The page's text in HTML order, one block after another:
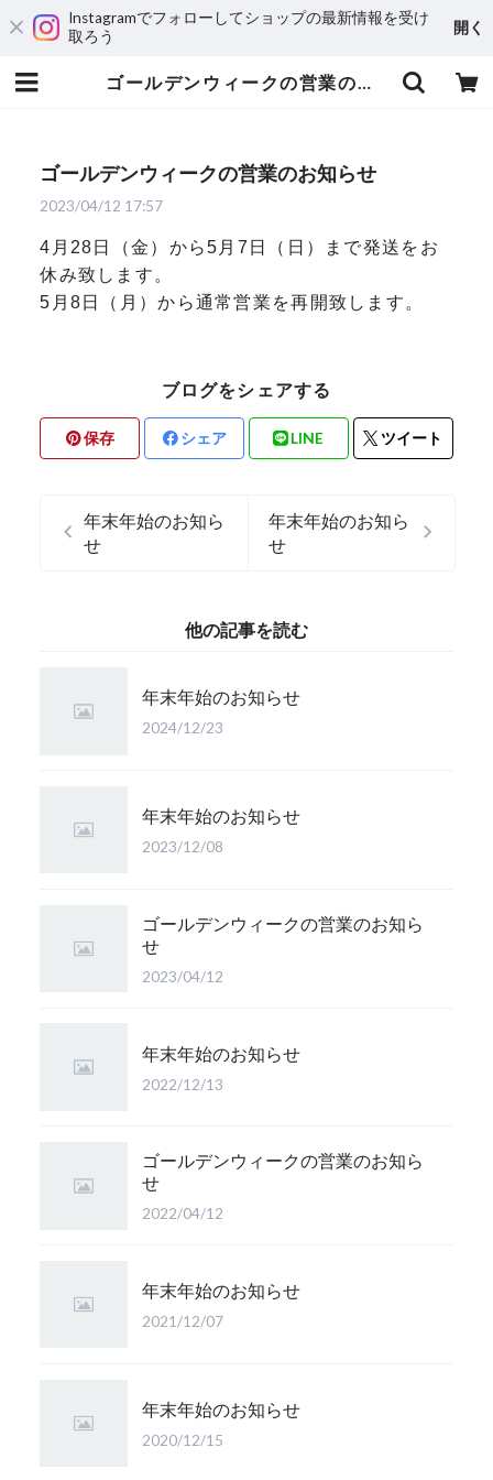
Instagramでフォローしてショップの最新情報を受け
取ろう
開く
ゴールデンウィークの営業のお知らせ | SAFARI STORE - サファリストア
ゴールデンウィークの営業のお知らせ
2023/04/12 17:57
4月28日（金）から5月7日（日）まで発送をお
休み致します。
5月8日（月）から通常営業を再開致します。
ブログをシェアする
保存 シェア LINE ツイート
年末年始のお知ら
せ
年末年始のお知ら
せ
他の記事を読む
年末年始のお知らせ
2024/12/23
年末年始のお知らせ
2023/12/08
ゴールデンウィークの営業のお知ら
せ
2023/04/12
年末年始のお知らせ
2022/12/13
ゴールデンウィークの営業のお知ら
せ
2022/04/12
年末年始のお知らせ
2021/12/07
年末年始のお知らせ
2020/12/15